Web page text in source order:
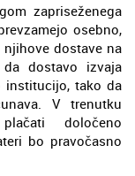
zapriseženega
osebno,
dostave na
dostavo izvaja
institucijo, tako da
V trenutku
določeno
bo pravočasno